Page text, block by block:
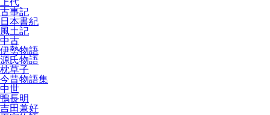
上代
古事記
日本書紀
風土記
中古
伊勢物語
源氏物語
枕草子
今昔物語集
中世
鴨長明
吉田兼好